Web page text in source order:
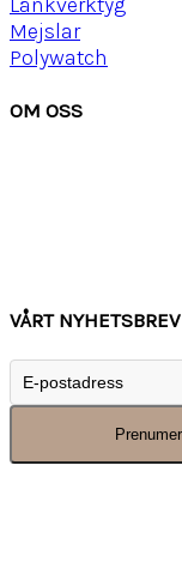
Mejslar
Polywatch
OM OSS
VÅRT NYHETSBREV